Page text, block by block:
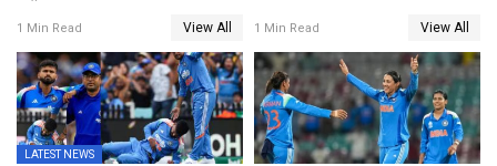
ഹര്‍ഷിതും മാത്രം;
മെല്‍ബണില്‍
ഇന്ത്യയ്‌ക്കെതിരെ ഓസീസ്
ലക്ഷ്യം 126 റണ്‍സ്
1 Min Read View All
തകർന്നു; അഞ്ച് വിക്കറ്റ്
ജയവുമായി ഇന്ത്യൻ
വനിതകൾ ലോകകപ്പ്
കലാശപ്പോരിന്
1 Min Read View All
LATEST NEWS